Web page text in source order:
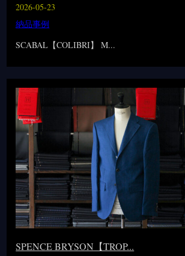
2026-05-23
納品事例
SCABAL【COLIBRI】 M...
SPENCE BRYSON【TROP...